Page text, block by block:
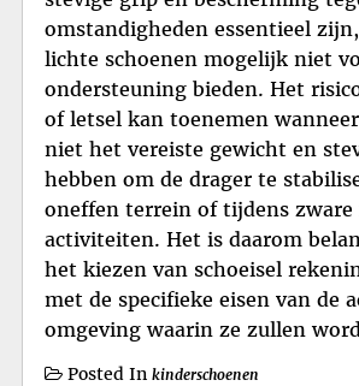
omstandigheden essentieel
lichte schoenen mogelijk niet
ondersteuning bieden. Het
of letsel kan toenemen
niet het vereiste gewicht en
hebben om de drager te
oneffen terrein of tijdens zware
activiteiten. Het is daarom
het kiezen van schoeisel
met de specifieke eisen van de
omgeving waarin ze zullen
Posted In kinderschoenen